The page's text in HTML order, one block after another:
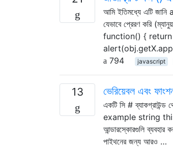
আমি ইতিমধ্যে এটি
যেভাবে প্রেরণ করি
function() {
794
javascript
13 ভেরিয়েবল এবং
একটি সি #
example string
আন্ডারস্কোরগুলি
পাইথনের জন্য আরও …